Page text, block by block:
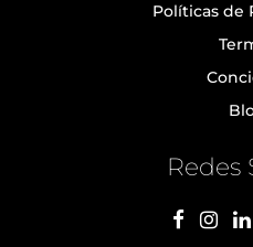
Políticas de
Redes